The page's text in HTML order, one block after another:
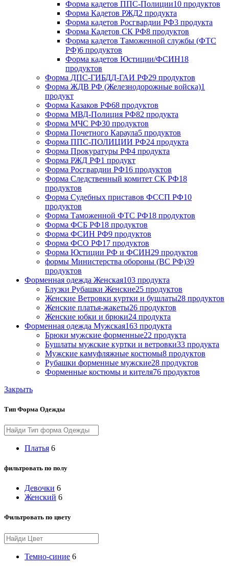
Форма кадетов ППС-Полиции10 продуктов
Форма Кадетов РЖД2 продукта
Форма кадетов Росгвардии РФ3 продукта
Форма Кадетов СК РФ8 продуктов
Форма кадетов Таможенной службы (ФТС
РФ)6 продуктов
Форма кадетов Юстиции/ФСИН18
продуктов
Форма ДПС-ГИБДД-ГАИ РФ29 продуктов
Форма ЖДВ РФ (Железнодорожные войска)1
продукт
Форма Казаков РФ68 продуктов
Форма МВД-Полиция РФ82 продукта
Форма МЧС РФ30 продуктов
Форма Почетного Караула5 продуктов
Форма ППС-ПОЛИЦИИ РФ24 продукта
Форма Прокуратуры РФ4 продукта
Форма РЖД РФ1 продукт
Форма Росгвардии РФ16 продуктов
Форма Следственный комитет СК РФ18
продуктов
Форма Судебных приставов ФССП РФ10
продуктов
Форма Таможенной ФТС РФ18 продуктов
Форма ФСБ РФ18 продуктов
Форма ФСИН РФ9 продуктов
Форма ФСО РФ17 продуктов
Форма Юстиции РФ и ФСИН29 продуктов
формы Министерства обороны (ВС РФ)39
продуктов
Форменная одежда Женская103 продукта
Блузки Рубашки Женские25 продуктов
Женские Ветровки куртки и бушлаты28 продуктов
Женские платья-жакеты26 продуктов
Женские юбки и брюки24 продукта
Форменная одежда Мужская163 продукта
Брюки мужские форменные22 продукта
Бушлаты мужские куртки и ветровки33 продукта
Мужские камуфляжные костюмы8 продуктов
Рубашки форменные мужские28 продуктов
Форменные костюмы и кителя76 продуктов
Закрыть
Тип Форма Одежды
Платья 6
фильтровать по полу
Девочки 6
Женский 6
Фильтровать по цвету
Темно-синие 6